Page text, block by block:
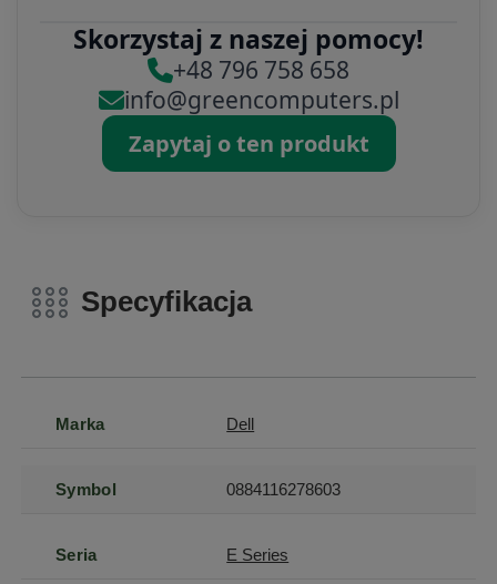
Skorzystaj z naszej pomocy!
+48 796 758 658
info@greencomputers.pl
Zapytaj o ten produkt
Specyfikacja
Marka Dell
Symbol 0884116278603
Seria E Series